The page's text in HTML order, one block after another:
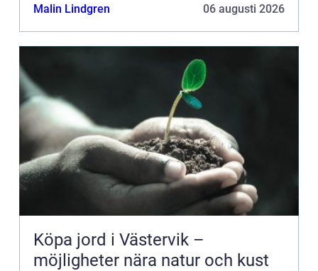
får fasaden att se mer harmonisk ut. Visst går
Malin Lindgren 06 augusti 2026
Köpa jord i Västervik –
möjligheter nära natur och kust